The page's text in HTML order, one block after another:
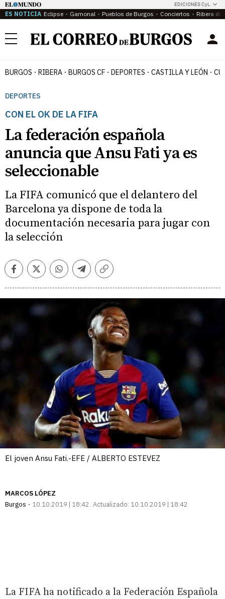
EDICIONES CyL
ES NOTICIA Eclipse Gamonal Pueblos de Burgos Conciertos Ribera del
Menú
BURGOS RIBERA BURGOS CF DEPORTES CASTILLA Y LEÓN
DEPORTES
CON EL OK DE LA FIFA
La federación española
anuncia que Ansu Fati ya es
seleccionable
La FIFA comunicó que el delantero del
Barcelona ya dispone de toda la
documentación necesaria para jugar con
la selección
FacebookTwitterWhatsappTelegramCopiar
El joven Ansu Fati.-EFE / ALBERTO ESTEVEZ
MARCOS LÓPEZ
Burgos
10.10.2019 | 18:42 Actualizado: 10.10.2019 | 18:42
La FIFA ha notificado a la Federación Española